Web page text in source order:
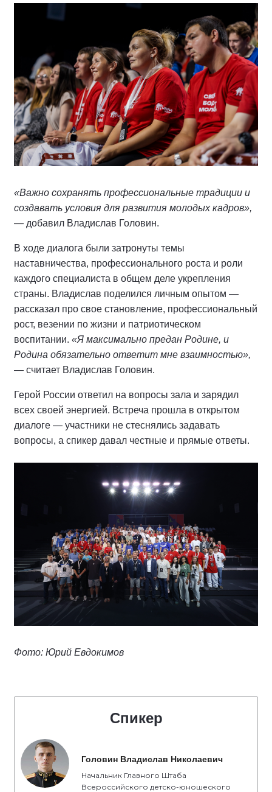
«Важно сохранять профессиональные традиции и
создавать условия для развития молодых кадров»,
— добавил Владислав Головин.
В ходе диалога были затронуты темы
наставничества, профессионального роста и роли
каждого специалиста в общем деле укрепления
страны. Владислав поделился личным опытом —
рассказал про свое становление, профессиональный
рост, везении по жизни и патриотическом
воспитании. «Я максимально предан Родине, и
Родина обязательно ответит мне взаимностью»,
— считает Владислав Головин.
Герой России ответил на вопросы зала и зарядил
всех своей энергией. Встреча прошла в открытом
диалоге — участники не стеснялись задавать
вопросы, а спикер давал честные и прямые ответы.
Фото: Юрий Евдокимов
Спикер
Головин Владислав Николаевич
Начальник Главного Штаба
Всероссийского детско-юношеского